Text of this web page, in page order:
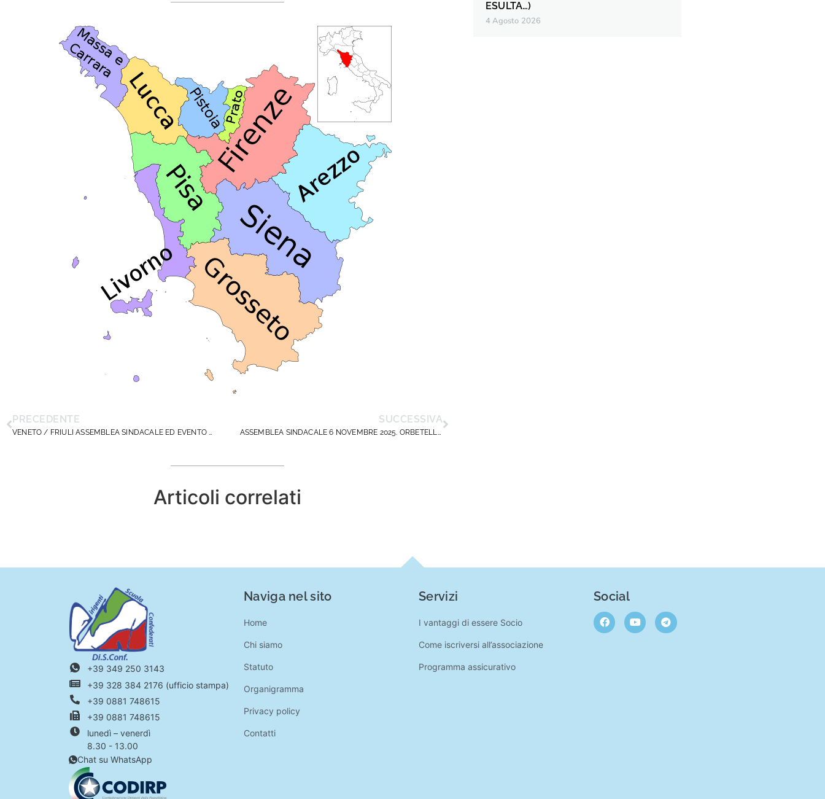
PRECEDENTE
VENETO / FRIULI ASSEMBLEA SINDACALE ED EVENTO FORMATIVO NEO DS . 24 OTTOBRE 2025
SUCCESSIVA
ASSEMBLEA SINDACALE 6 NOVEMBRE 2025. ORBETELLO ( GROSSETO )
Articoli correlati
ESULTA…)
4 Agosto 2026
+39 349 250 3143
+39 328 384 2176 (ufficio stampa)
+39 0881 748615
+39 0881 748615
lunedì – venerdì
8.30 - 13.00
Chat su WhatsApp
Naviga nel sito
Home
Chi siamo
Statuto
Organigramma
Privacy policy
Contatti
Servizi
I vantaggi di essere Socio
Come iscriversi all’associazione
Programma assicurativo
Social